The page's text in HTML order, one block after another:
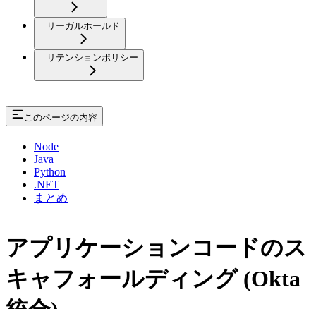
リーガルホールド
リテンションポリシー
このページの内容
Node
Java
Python
.NET
まとめ
アプリケーションコードのス
キャフォールディング (Okta